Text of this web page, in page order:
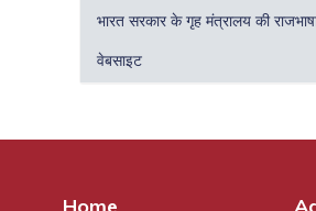
भारत सरकार के गृह मंत्रालय की
वेबसाइट